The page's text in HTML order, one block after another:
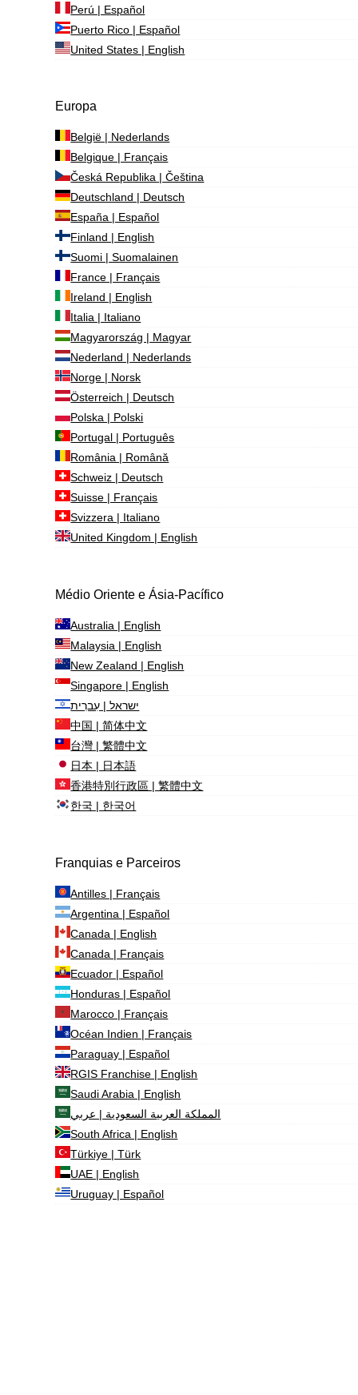
Perú | Español
Puerto Rico | Español
United States | English
Europa
België | Nederlands
Belgique | Français
Česká Republika | Čeština
Deutschland | Deutsch
España | Español
Finland | English
Suomi | Suomalainen
France | Français
Ireland | English
Italia | Italiano
Magyarország | Magyar
Nederland | Nederlands
Norge | Norsk
Österreich | Deutsch
Polska | Polski
Portugal | Português
România | Română
Schweiz | Deutsch
Suisse | Français
Svizzera | Italiano
United Kingdom | English
Médio Oriente e Ásia-Pacífico
Australia | English
Malaysia | English
New Zealand | English
Singapore | English
ישראל | עִברִית
中国 | 简体中文
台灣 | 繁體中文
日本 | 日本語
香港特別行政區 | 繁體中文
한국 | 한국어
Franquias e Parceiros
Antilles | Français
Argentina | Español
Canada | English
Canada | Français
Ecuador | Español
Honduras | Español
Marocco | Français
Océan Indien | Français
Paraguay | Español
RGIS Franchise | English
Saudi Arabia | English
المملكة العربية السعودية | عربي
South Africa | English
Türkiye | Türk
UAE | English
Uruguay | Español